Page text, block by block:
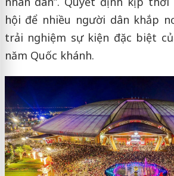
hội để nhiều người dân khắp
trải nghiệm sự kiện đặc biệt
năm Quốc khánh.